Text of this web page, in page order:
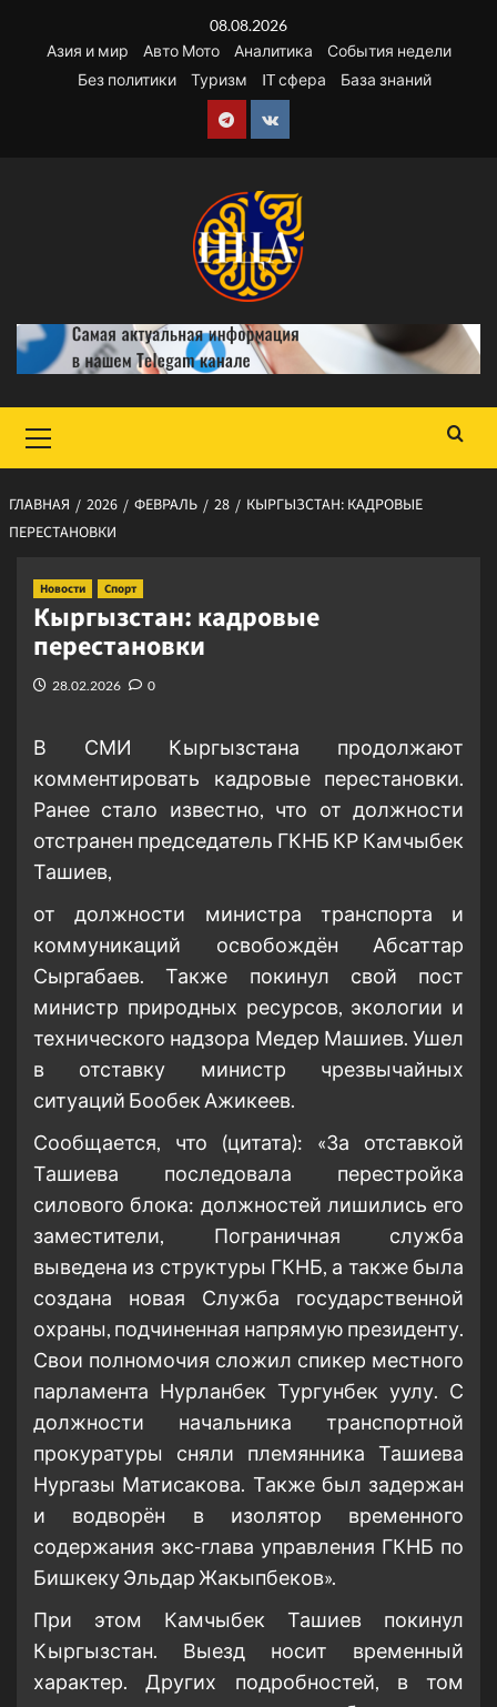
содержимому
08.08.2026
Азия и мир
Авто Мото Аналитика
События недели
Без политики
Туризм IT сфера База знаний
Telegram
VK
меню
ГЛАВНАЯ 2026 ФЕВРАЛЬ 28
КЫРГЫЗСТАН: КАДРОВЫЕ
ПЕРЕСТАНОВКИ
Новости Спорт
Кыргызстан: кадровые
перестановки
28.02.2026 0
В СМИ Кыргызстана продолжают
комментировать кадровые перестановки.
Ранее стало известно, что от должности
отстранен председатель ГКНБ КР Камчыбек
Ташиев,
от должности министра транспорта и
коммуникаций освобождён Абсаттар
Сыргабаев. Также покинул свой пост
министр природных ресурсов, экологии и
технического надзора Медер Машиев. Ушел
в отставку министр чрезвычайных
ситуаций Бообек Ажикеев.
Сообщается, что (цитата): «За отставкой
Ташиева последовала перестройка
силового блока: должностей лишились его
заместители, Пограничная служба
выведена из структуры ГКНБ, а также была
создана новая Служба государственной
охраны, подчиненная напрямую президенту.
Свои полномочия сложил спикер местного
парламента Нурланбек Тургунбек уулу. С
должности начальника транспортной
прокуратуры сняли племянника Ташиева
Нургазы Матисакова. Также был задержан
и водворён в изолятор временного
содержания экс-глава управления ГКНБ по
Бишкеку Эльдар Жакыпбеков».
При этом Камчыбек Ташиев покинул
Кыргызстан. Выезд носит временный
характер. Других подробностей, в том